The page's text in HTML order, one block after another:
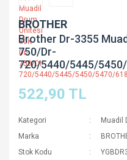
BROTHER
Brother Dr-3355
750/Dr-
720/5440/5445/
522,90 TL
Kategori
Muadil
Marka
Stok Kodu